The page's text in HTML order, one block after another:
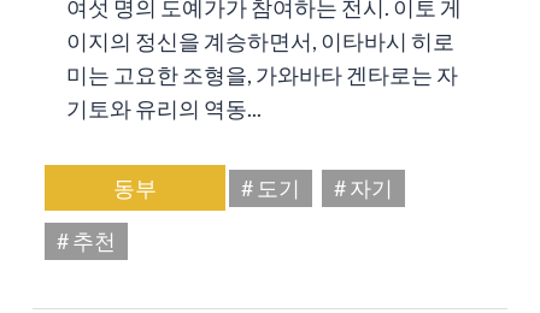
여섯 명의 도예가가 참여하는 전시. 이토 게
이지의 정신을 계승하면서, 이타바시 히로
미는 고요한 조형을, 가와바타 겐타로는 자
기토와 유리의 역동...
동부 # 도기
# 자기
# 추천